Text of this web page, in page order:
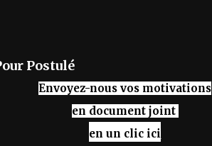
Postulé
Envoyez-nous vos motivations
en document joint
en un clic ici